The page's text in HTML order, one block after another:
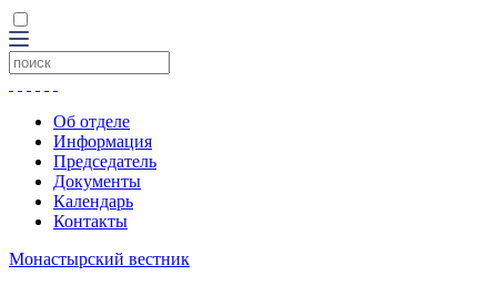
Об отделе
Информация
Председатель
Документы
Календарь
Контакты
Монастырский вестник